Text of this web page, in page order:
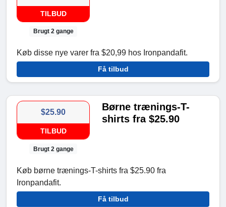
TILBUD
Brugt 2 gange
Køb disse nye varer fra $20,99 hos Ironpandafit.
Få tilbud
$25.90
TILBUD
Brugt 2 gange
Børne trænings-T-
shirts fra $25.90
Køb børne trænings-T-shirts fra $25.90 fra
Ironpandafit.
Få tilbud